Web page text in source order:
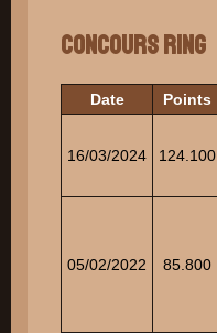
Concours Ring
Date Points
16/03/2024 124.100
05/02/2022 85.800